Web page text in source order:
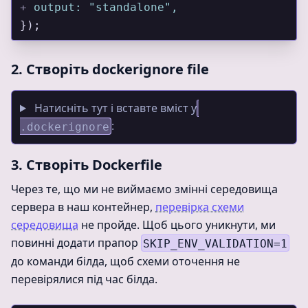
+ output: "standalone",
});
2. Створіть dockerignore file
Натисніть тут і вставте вміст у
.dockerignore :
3. Створіть Dockerfile
Через те, що ми не виймаємо змінні середовища
сервера в наш контейнер, перевірка схеми
середовища не пройде. Щоб цього уникнути, ми
повинні додати прапор SKIP_ENV_VALIDATION=1
до команди білда, щоб схеми оточення не
перевірялися під час білда.